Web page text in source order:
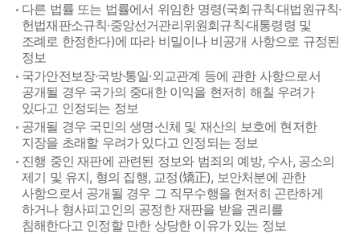
다른 법률 또는 법률에서 위임한 명령(국회규칙·대법원규칙·
헌법재판소규칙·중앙선거관리위원회규칙·대통령령 및
조례로 한정한다)에 따라 비밀이나 비공개 사항으로 규정된
정보
국가안전보장·국방·통일·외교관계 등에 관한 사항으로서
공개될 경우 국가의 중대한 이익을 현저히 해칠 우려가
있다고 인정되는 정보
공개될 경우 국민의 생명·신체 및 재산의 보호에 현저한
지장을 초래할 우려가 있다고 인정되는 정보
진행 중인 재판에 관련된 정보와 범죄의 예방, 수사, 공소의
제기 및 유지, 형의 집행, 교정(矯正), 보안처분에 관한
사항으로서 공개될 경우 그 직무수행을 현저히 곤란하게
하거나 형사피고인의 공정한 재판을 받을 권리를
침해한다고 인정할 만한 상당한 이유가 있는 정보